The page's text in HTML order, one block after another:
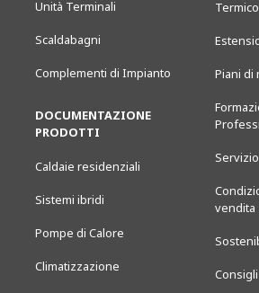
Unità Terminali
Scaldabagni
Complementi di Impianto
DOCUMENTAZIONE
PRODOTTI
Caldaie residenziali
Sistemi ibridi
Pompe di Calore
Climatizzazione
Termico
Piani di
vendita
Consigli